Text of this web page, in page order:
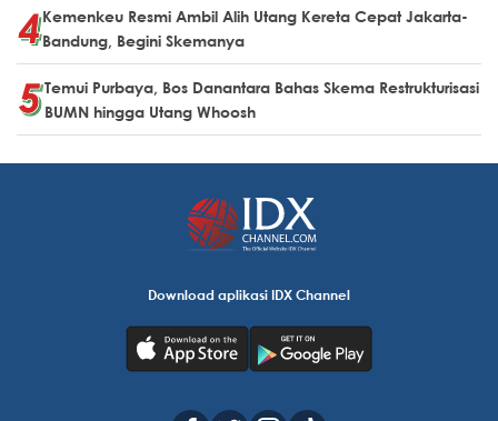
Kemenkeu Resmi Ambil Alih Utang Kereta Cepat Jakarta-
Bandung, Begini Skemanya
Temui Purbaya, Bos Danantara Bahas Skema Restrukturisasi
BUMN hingga Utang Whoosh
Download aplikasi IDX Channel